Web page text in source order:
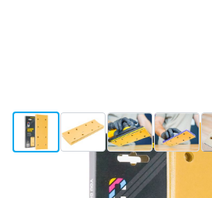
View larger imageView larger image
View largerView